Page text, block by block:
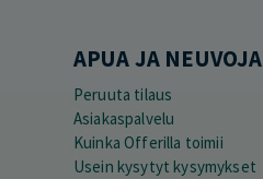
APUA JA NEUVOJA
Peruuta tilaus
Asiakaspalvelu
Kuinka Offerilla toimii
Usein kysytyt kysymykset